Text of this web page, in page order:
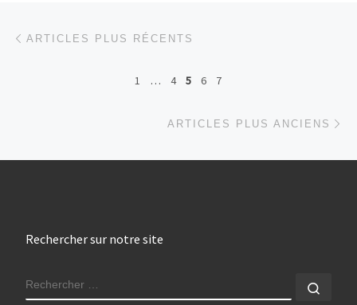
Navigation dans les articles
ARTICLES PLUS RÉCENTS
1 … 4 5 6 7
ARTICLES PLUS ANCIENS
Rechercher sur notre site
RECHERCHER